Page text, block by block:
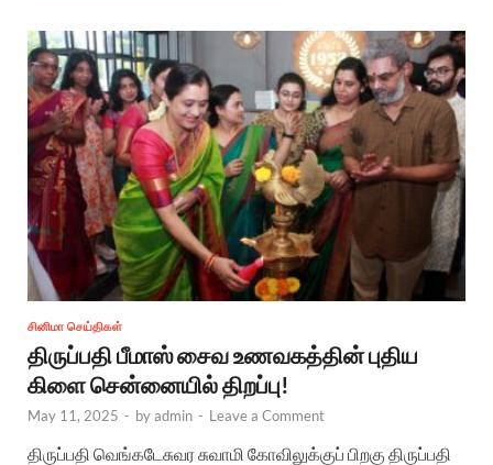
சினிமா செய்திகள்
திருப்பதி பீமாஸ் சைவ உணவகத்தின் புதிய
கிளை சென்னையில் திறப்பு!
May 11, 2025 - byadmin - Leave a Comment
திருப்பதி வெங்கடேசுவர சுவாமி கோவிலுக்குப் பிறகு திருப்பதி